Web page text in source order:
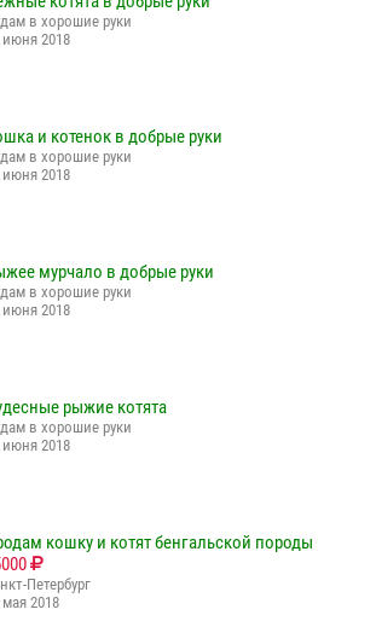
в хорошие руки
июня 2018
и котенок в добрые руки
в хорошие руки
июня 2018
мурчало в добрые руки
в хорошие руки
июня 2018
рыжие котята
в хорошие руки
июня 2018
кошку и котят бенгальской породы
Петербург
мая 2018